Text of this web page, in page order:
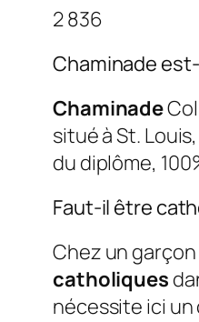
2 836
Chaminade
Chaminade
situé à St.
du diplôme,
Faut-il être
Chez un garçon
catholiques
nécessite ici